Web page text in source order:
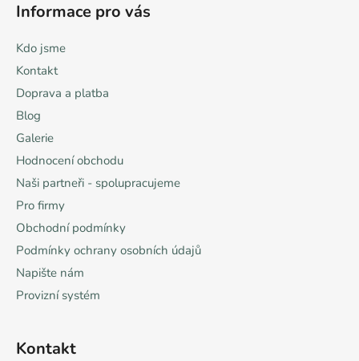
Informace pro vás
Kdo jsme
Kontakt
Doprava a platba
Blog
Galerie
Hodnocení obchodu
Naši partneři - spolupracujeme
Pro firmy
Obchodní podmínky
Podmínky ochrany osobních údajů
Napište nám
Provizní systém
Kontakt